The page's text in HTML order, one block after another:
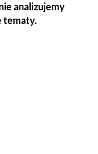
analizujemy
tematy.